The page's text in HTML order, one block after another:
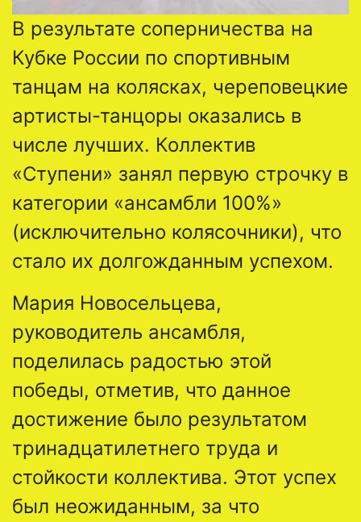
В результате соперничества на
Кубке России по спортивным
танцам на колясках, череповецкие
артисты-танцоры оказались в
числе лучших. Коллектив
«Ступени» занял первую строчку в
категории «ансамбли 100%»
(исключительно колясочники), что
стало их долгожданным успехом.
Мария Новосельцева,
руководитель ансамбля,
поделилась радостью этой
победы, отметив, что данное
достижение было результатом
тринадцатилетнего труда и
стойкости коллектива. Этот успех
был неожиданным, за что